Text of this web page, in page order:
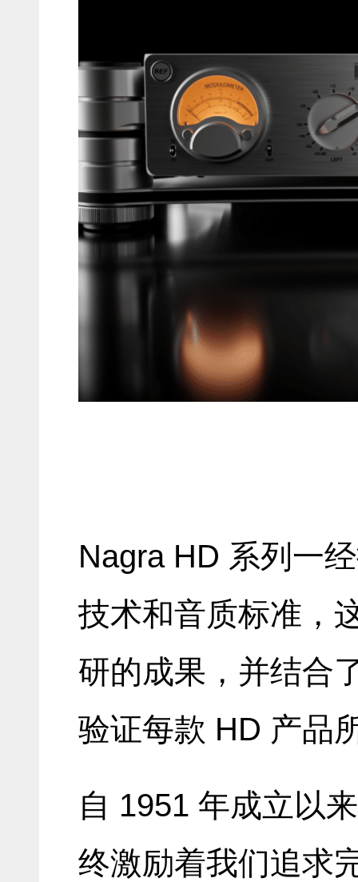
Nagra HD 系列一
技术和音质标准，
研的成果，并结合
验证每款 HD 产品
自 1951 年成立以
终激励着我们追求